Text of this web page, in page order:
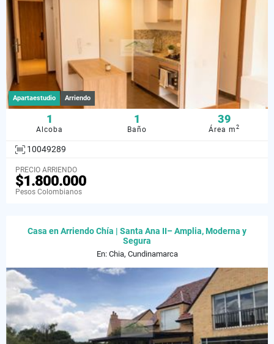
Apartaestudio Arriendo
1
Alcoba
1
Baño
39
Área m2
10049289
PRECIO ARRIENDO
$1.800.000
Pesos Colombianos
Casa en Arriendo Chía | Santa Ana II– Amplia, Moderna y
Segura
En: Chia, Cundinamarca